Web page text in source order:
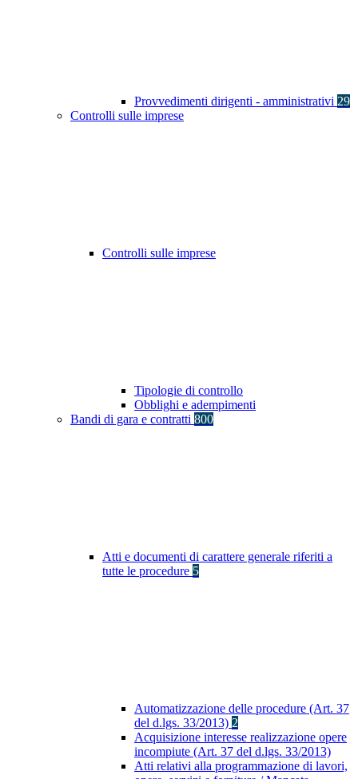
Provvedimenti dirigenti - amministrativi 29
Controlli sulle imprese
Controlli sulle imprese
Tipologie di controllo
Obblighi e adempimenti
Bandi di gara e contratti 800
Atti e documenti di carattere generale riferiti a
tutte le procedure 5
Automatizzazione delle procedure (Art. 37
del d.lgs. 33/2013) 2
Acquisizione interesse realizzazione opere
incompiute (Art. 37 del d.lgs. 33/2013)
Atti relativi alla programmazione di lavori,